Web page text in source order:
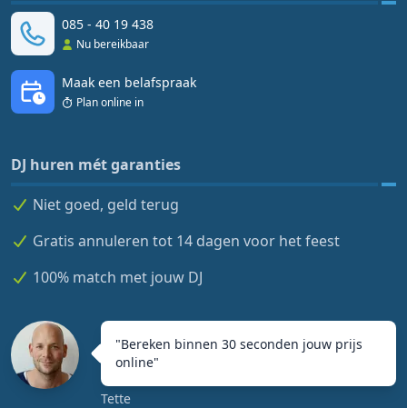
085 - 40 19 438
Nu bereikbaar
Maak een belafspraak
Plan online in
DJ huren mét garanties
Niet goed, geld terug
Gratis annuleren tot 14 dagen voor het feest
100% match met jouw DJ
"Bereken binnen 30 seconden jouw prijs
online"
Tette